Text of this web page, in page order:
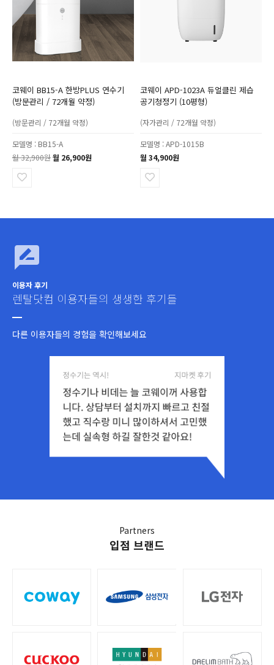
코웨이 BB15-A 한방PLUS 연수기
(방문관리 / 72개월 약정)
(방문관리 / 72개월 약정)
모델명 : BB15-A
월 32,900원월 26,900원
코웨이 APD-1023A 듀얼클린 제습
공기청정기 (10평형)
(자가관리 / 72개월 약정)
모델명 : APD-1015B
월 34,900원
이용자 후기
렌탈닷컴 이용자들의 생생한 후기들
다른 이용자들의 경험을 확인해보세요
Partners
입점 브랜드